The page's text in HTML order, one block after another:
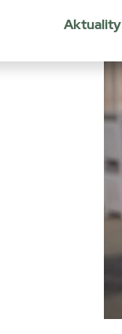
Aktuality